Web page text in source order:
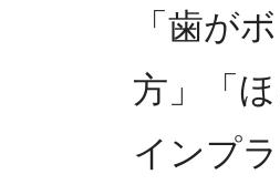
「歯が
方」「
インプ